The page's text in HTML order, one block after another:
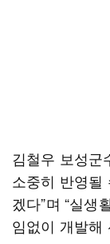
김철우 보성군
소중히 반영될
겠다”며 “실생
임없이 개발해